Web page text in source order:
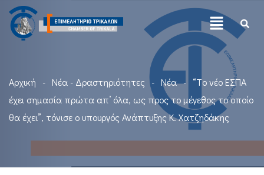
Αρχική Νέα - Δραστηριότητες Νέα
“Tο νέο ΕΣΠΑ
έχει σημασία πρώτα απ’ όλα, ως προς το μέγεθος το οποίο
θα έχει”, τόνισε ο υπουργός Ανάπτυξης Κ. Χατζηδάκης